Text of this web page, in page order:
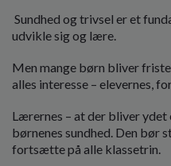
Sundhed og trivsel er et
udvikle sig og lære.
Men mange børn bliver
alles interesse – elevernes,
Lærernes – at der bliver
børnenes sundhed. Den bør
fortsætte på alle klassetrin.